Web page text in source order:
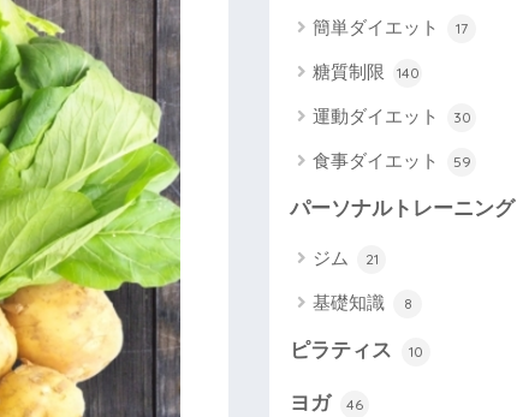
簡単ダイエット 17
糖質制限 140
運動ダイエット 30
食事ダイエット 59
パーソナルトレーニング
ジム 21
基礎知識 8
ピラティス 10
ヨガ 46